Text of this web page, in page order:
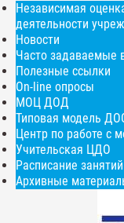
Независимая
деятельности
Новости
Часто задаваемые
Полезные ссылки
On-line опросы
МОЦ ДОД
Типовая модель
Центр по работе с
Учительская ЦДО
Расписание занятий
Архивные